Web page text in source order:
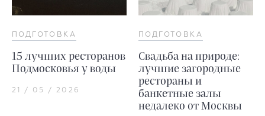
ПОДГОТОВКА
15 лучших ресторанов
Подмосковья у воды
21 / 05 / 2026
ПОДГОТОВКА
Свадьба на природе:
лучшие загородные
рестораны и
банкетные залы
недалеко от Москвы